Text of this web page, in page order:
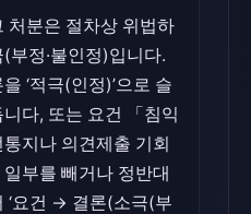
처분은 절차상 위법하
부정·불인정)입니다.
‘적극(인정)’으로 슬
다, 또는 요건 「침익
지나 의견제출 기회
부를 빼거나 정반대
‘요건 → 결론(소극(부